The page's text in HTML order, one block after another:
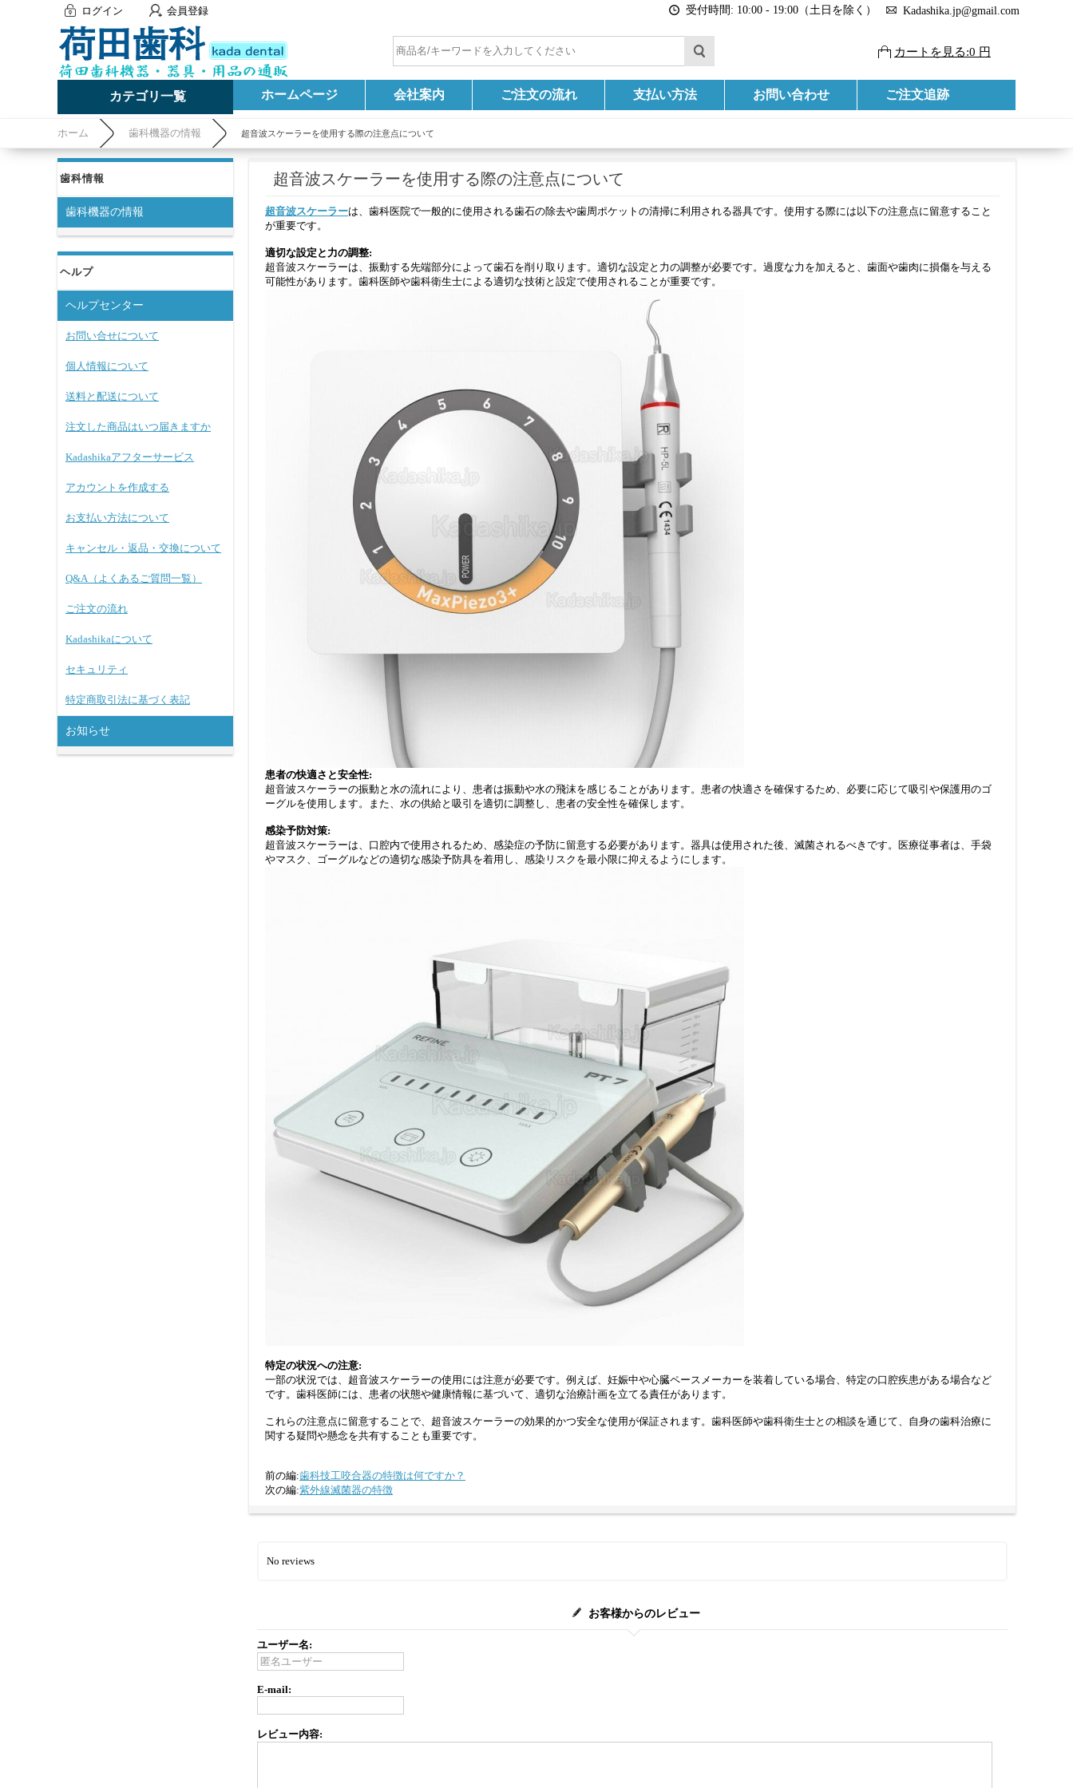
ログイン 会員登録 受付時間: 10:00 - 19:00（土日を除く） Kadashika.jp@gmail.com
カートを見る:0 円
カテゴリ一覧 ホームページ 会社案内 ご注文の流れ 支払い方法 お問い合わせ ご注文追跡
ホーム 歯科機器の情報 超音波スケーラーを使用する際の注意点について
歯科情報
歯科機器の情報
ヘルプ
ヘルプセンター
お問い合せについて
個人情報について
送料と配送について
注文した商品はいつ届きますか
Kadashikaアフターサービス
アカウントを作成する
お支払い方法について
キャンセル・返品・交換について
Q&A（よくあるご質問一覧）
ご注文の流れ
Kadashikaについて
セキュリティ
特定商取引法に基づく表記
お知らせ
超音波スケーラーを使用する際の注意点について
超音波スケーラーは、歯科医院で一般的に使用される歯石の除去や歯周ポケットの清掃に利用される器具です。使用する際には以下の注意点に留意すること
が重要です。
適切な設定と力の調整:
超音波スケーラーは、振動する先端部分によって歯石を削り取ります。適切な設定と力の調整が必要です。過度な力を加えると、歯面や歯肉に損傷を与える
可能性があります。歯科医師や歯科衛生士による適切な技術と設定で使用されることが重要です。
患者の快適さと安全性:
超音波スケーラーの振動と水の流れにより、患者は振動や水の飛沫を感じることがあります。患者の快適さを確保するため、必要に応じて吸引や保護用のゴ
ーグルを使用します。また、水の供給と吸引を適切に調整し、患者の安全性を確保します。
感染予防対策:
超音波スケーラーは、口腔内で使用されるため、感染症の予防に留意する必要があります。器具は使用された後、滅菌されるべきです。医療従事者は、手袋
やマスク、ゴーグルなどの適切な感染予防具を着用し、感染リスクを最小限に抑えるようにします。
特定の状況への注意:
一部の状況では、超音波スケーラーの使用には注意が必要です。例えば、妊娠中や心臓ペースメーカーを装着している場合、特定の口腔疾患がある場合など
です。歯科医師には、患者の状態や健康情報に基づいて、適切な治療計画を立てる責任があります。
これらの注意点に留意することで、超音波スケーラーの効果的かつ安全な使用が保証されます。歯科医師や歯科衛生士との相談を通じて、自身の歯科治療に
関する疑問や懸念を共有することも重要です。
前の編:歯科技工咬合器の特徴は何ですか？
次の編:紫外線滅菌器の特徴
No reviews
お客様からのレビュー
ユーザー名:
E-mail:
レビュー内容: